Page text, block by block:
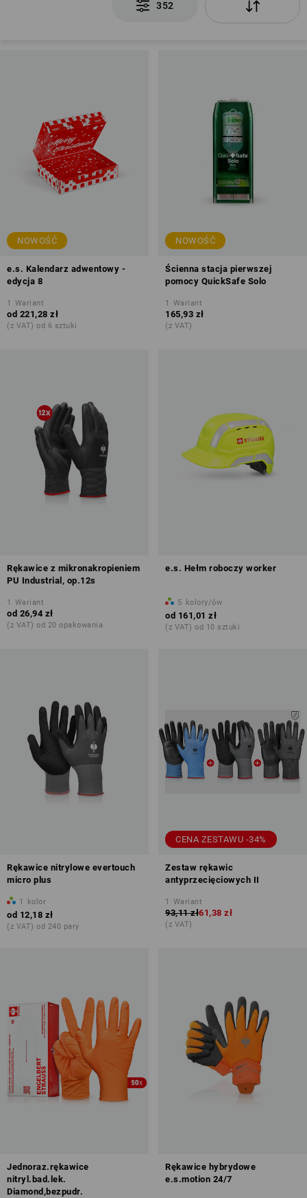
352
NOWOŚĆ
e.s. Kalendarz adwentowy -
edycja 8
1 Wariant
od 221,28 zł
(z VAT) od 6 sztuki
NOWOŚĆ
Ścienna stacja pierwszej
pomocy QuickSafe Solo
1 Wariant
165,93 zł
(z VAT)
Rękawice z mikronakropieniem
PU Industrial, op.12s
1 Wariant
od 26,94 zł
(z VAT) od 20 opakowania
e.s. Hełm roboczy worker
5 kolory/ów
od 161,01 zł
(z VAT) od 10 sztuki
Rękawice nitrylowe evertouch
micro plus
1 kolor
od 12,18 zł
(z VAT) od 240 pary
CENA ZESTAWU -34%
Zestaw rękawic
antyprzecięciowych II
1 Wariant
93,11 zł61,38 zł
(z VAT)
Jednoraz.rękawice
nitryl.bad.lek.
Diamond,bezpudr.
Rękawice hybrydowe
e.s.motion 24/7